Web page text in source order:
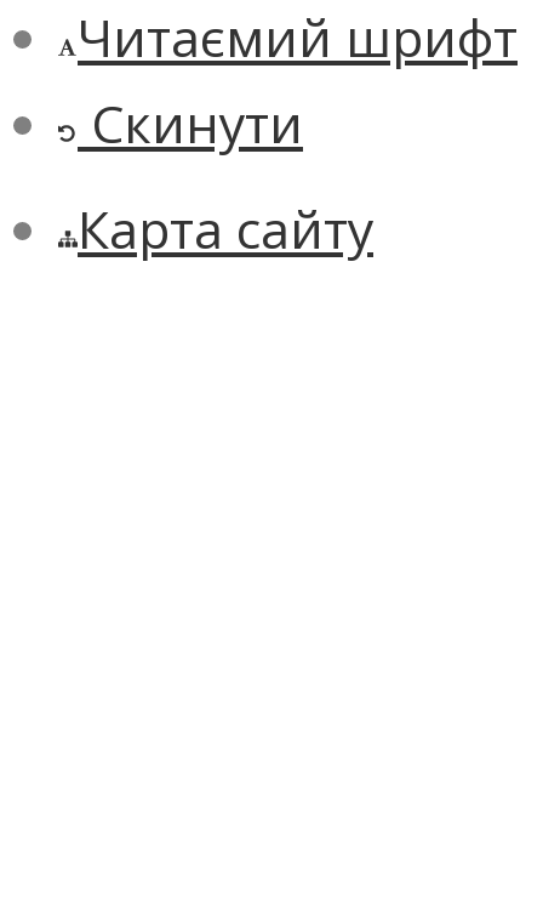
Читаємий шрифт
Скинути
Карта сайту